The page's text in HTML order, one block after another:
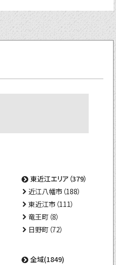
東近江エリア（379）
近江八幡市（188）
東近江市（111）
竜王町（8）
日野町（72）
全域(1849)